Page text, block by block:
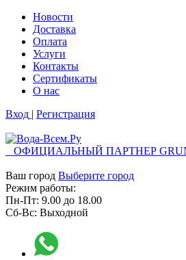
Новости
Доставка
Оплата
Услуги
Контакты
Cертификаты
О нас
Вход | Регистрация
ОФИЦИАЛЬНЫЙ ПАРТНЕР
Ваш город Выберите город
Режим работы:
Пн-Пт: 9.00 до 18.00
Сб-Вс: Выходной